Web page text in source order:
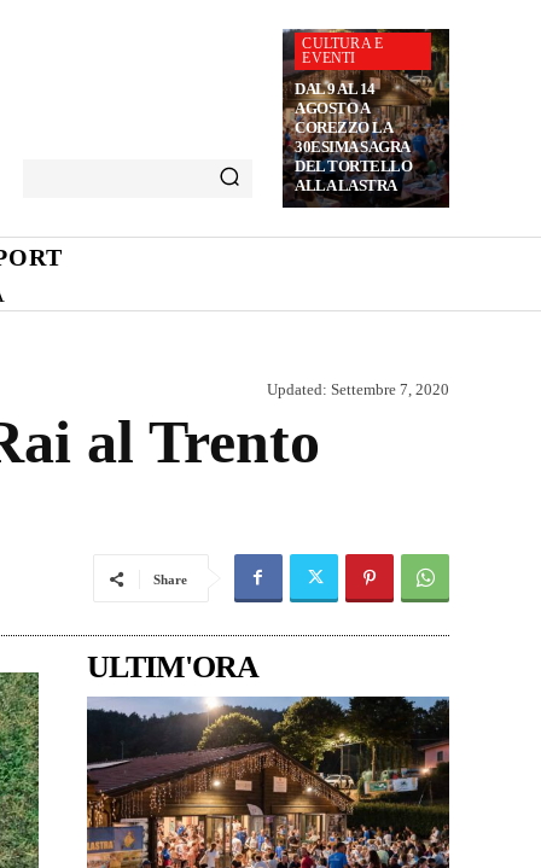
CULTURA E
EVENTI
DAL 9 AL 14
AGOSTO A
COREZZO LA
30ESIMA SAGRA
DEL TORTELLO
ALLA LASTRA
Updated: Settembre 7, 2020
al Trento
Share
ULTIM'ORA